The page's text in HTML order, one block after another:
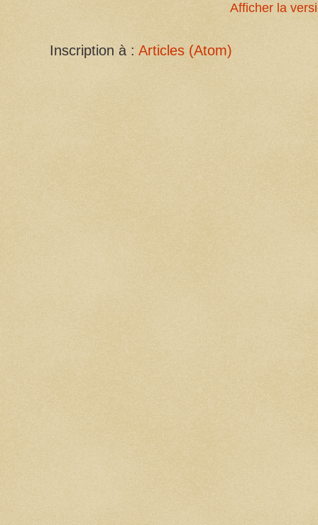
Afficher la
Inscription à : Articles (Atom)